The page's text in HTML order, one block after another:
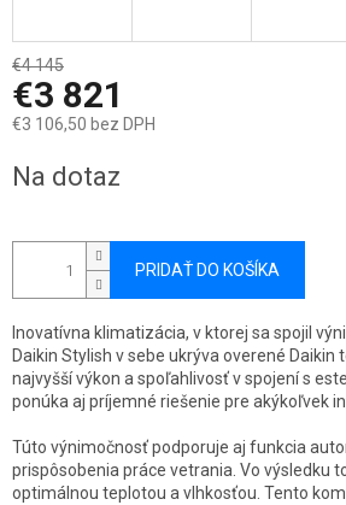
€4 145
€3 821
€3 106,50 bez DPH
cena:
Na dotaz
PRIDAŤ DO KOŠÍKA
Inovatívna klimatizácia, v ktorej sa spojil
Daikin Stylish v sebe ukrýva overené
najvyšší výkon a spoľahlivosť v spojení s
ponúka aj príjemné riešenie pre akýkoľvek
Túto výnimočnosť podporuje aj funkcia
prispôsobenia práce vetrania. Vo výsledku
optimálnou teplotou a vlhkosťou. Tento